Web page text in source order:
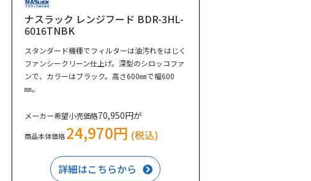
ナスラック レンジフード BDR-3HL-
6016TNBK
スタンダード機種でフィルターは油汚れをはじく
ファンシークリーン仕上げ。深型のシロッコファ
ンで、カラーはブラック。高さ600㎜で幅600
㎜。
メーカー希望小売価格70,950円が
商品本体価格24,970円 (税込)
詳細はこちらから